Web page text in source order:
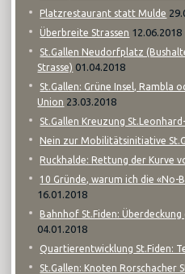
Platzrestaurant statt Mulde
Überbreite Strassen 12.06.2018
St.Gallen Neudorfplatz
Strasse) 01.04.2018
St.Gallen: Grüne Insel, Rambla
Union 23.03.2018
St.Gallen Kreuzung
Nein zur Mobilitätsinitiative
Ruckhalde: Rettung der Kurve
10 Gründe, warum ich die «No-
16.01.2018
Bahnhof St.Fiden:
04.01.2018
Quartierentwicklung St.Fiden:
St.Gallen: Knoten Rorschacher